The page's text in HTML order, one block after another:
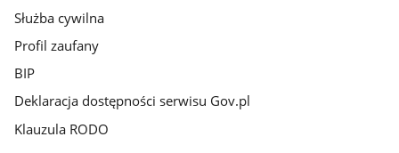
Służba cywilna
Profil zaufany
BIP
Deklaracja dostępności serwisu Gov.pl
Klauzula RODO